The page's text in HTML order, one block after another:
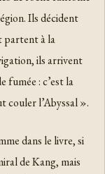
Ils décident
partent à la
ils arrivent
fumée : c’est la
couler l’Abyssal ».
dans le livre, si
de Kang, mais